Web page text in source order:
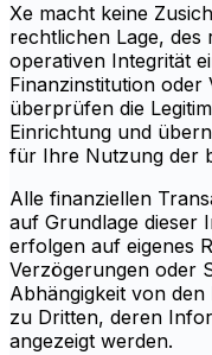
Xe macht keine
rechtlichen Lage,
operativen Integrität
Finanzinstitution
überprüfen die
Einrichtung und
für Ihre Nutzung der
Alle finanziellen
auf Grundlage dieser
erfolgen auf eigenes
Verzögerungen oder
Abhängigkeit von
zu Dritten, deren
angezeigt werden.